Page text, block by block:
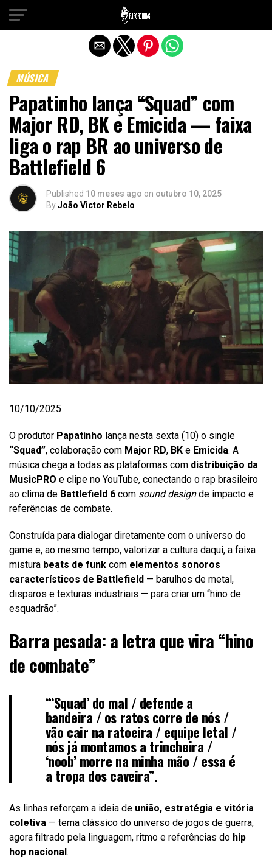
MÚSICA
Papatinho lança “Squad” com
Major RD, BK e Emicida — faixa
liga o rap BR ao universo de
Battlefield 6
Published 10 meses ago on outubro 10, 2025
ByJoão Victor Rebelo
10/10/2025
O produtor Papatinho lança nesta sexta (10) o single
“Squad”, colaboração com Major RD, BK e Emicida. A
música chega a todas as plataformas com distribuição da
MusicPRO e clipe no YouTube, conectando o rap brasileiro
ao clima de Battlefield 6 com sound designde impacto e
referências de combate.
Construída para dialogar diretamente com o universo do
game e, ao mesmo tempo, valorizar a cultura daqui, a faixa
mistura beats de funk com elementos sonoros
característicos de Battlefield — barulhos de metal,
disparos e texturas industriais — para criar um “hino de
esquadrão”.
Barra pesada: a letra que vira “hino
de combate”
“‘Squad’ do mal / defende a
bandeira / os ratos corre de nós /
vão cair na ratoeira / equipe letal /
nós já montamos a trincheira /
‘noob’ morre na minha mão / essa é
a tropa dos caveira”.
As linhas reforçam a ideia de união, estratégia e vitória
coletiva — tema clássico do universo de jogos de guerra,
agora filtrado pela linguagem, ritmo e referências do hip
hop nacional.
Sair da versão mobile